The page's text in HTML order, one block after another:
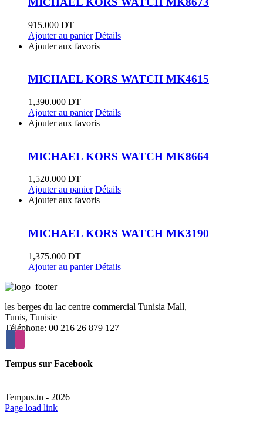
915.000 DT
Ajouter au panier Détails
Ajouter aux favoris
MICHAEL KORS WATCH MK4615
1,390.000 DT
Ajouter au panier Détails
Ajouter aux favoris
MICHAEL KORS WATCH MK8664
1,520.000 DT
Ajouter au panier Détails
Ajouter aux favoris
MICHAEL KORS WATCH MK3190
1,375.000 DT
Ajouter au panier Détails
les berges du lac centre commercial Tunisia Mall,
Tunis, Tunisie
Téléphone: 00 216 26 879 127
Tempus sur Facebook
Tempus.tn - 2026
Page load link